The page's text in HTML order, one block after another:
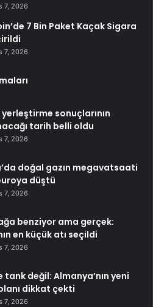
7, 2026
7 Bin Paket Kaçak Sigara
7, 2026
yerleştirme sonuçlarının
tarih belli oldu
7, 2026
doğal gazın megavatsaati
düştü
7, 2026
benziyor ama gerçek:
en küçük atı seçildi
7, 2026
tank değil: Almanya’nın yeni
dikkat çekti
7, 2026